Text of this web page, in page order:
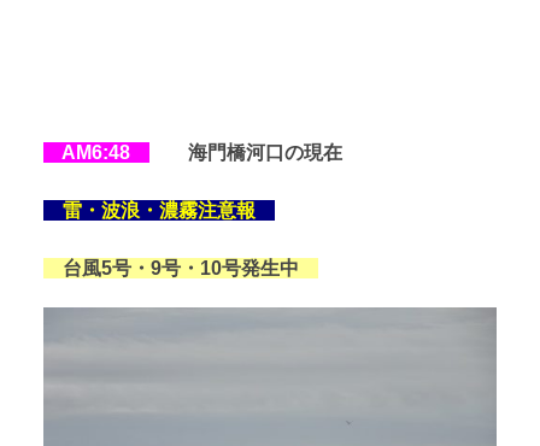
AM6:48 海門橋河口の現在
雷・波浪・濃霧注意報
台風5号・9号・10号発生中